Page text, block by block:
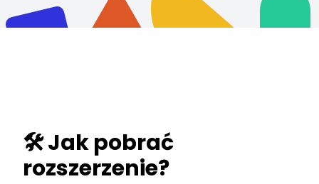
🛠️ Jak pobrać
rozszerzenie?